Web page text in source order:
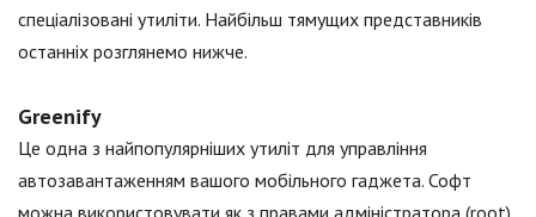
спеціалізовані утиліти. Найбільш тямущих представників
останніх розглянемо нижче.
Greenify
Це одна з найпопулярніших утиліт для управління
автозавантаженням вашого мобільного гаджета. Софт
можна використовувати як з правами адміністратора (root),